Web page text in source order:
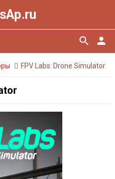
person
search
FPV Labs: Drone Simulator